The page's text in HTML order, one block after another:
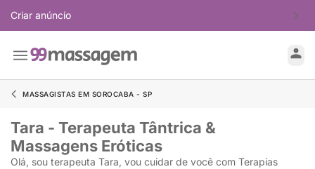
Criar anúncio
MASSAGISTAS EM SOROCABA - SP
Tara - Terapeuta Tântrica &
Massagens Eróticas
Olá, sou terapeuta Tara, vou cuidar de você com Terapias